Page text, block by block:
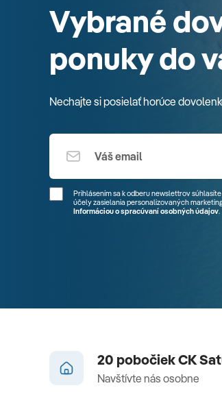
Vybrané
ponuky do
Nechajte si posielať horúce
Prihlásením sa k odberu newslettrov
účely zasielania personalizovaných
Informáciou o spracúvaní osobných údajov.
20 pobočiek CK
Navštívte nás osobne